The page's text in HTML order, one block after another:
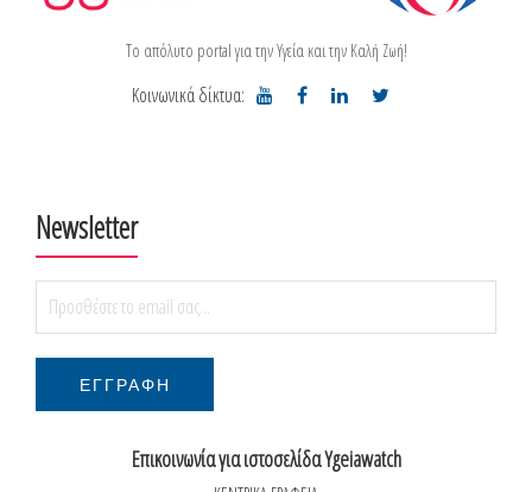
Το απόλυτο portal για την Υγεία και την Καλή Ζωή!
Κοινωνικά δίκτυα:
Newsletter
Επικοινωνία για ιστοσελίδα Ygeiawatch